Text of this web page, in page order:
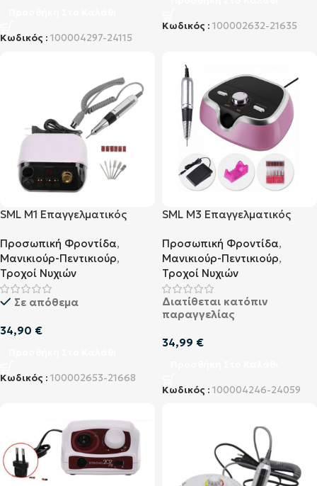
Κωδικός : 100004297-24115
Κωδικός : 100002632-21635
SML M1 Επαγγελματικός
Προσωπική Φροντίδα,
Μανικιούρ-Πεντικιούρ,
Τροχοί Νυχιών
Σε απόθεμα
34,90 €
Κωδικός : 100002653-21668
SML M3 Επαγγελματικός
35000rpm με Πεντάλ 35W
Προσωπική Φροντίδα,
Μανικιούρ-Πεντικιούρ,
Τροχοί Νυχιών
Διατίθεται κατόπιν
παραγγελίας
34,99 €
Κωδικός : 100004246-24059